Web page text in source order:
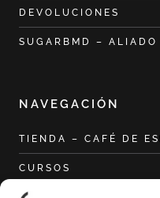
DEVOLUCIONES
SUGARBMD – ALIADO
NAVEGACIÓN
TIENDA – CAFÉ DE
CURSOS